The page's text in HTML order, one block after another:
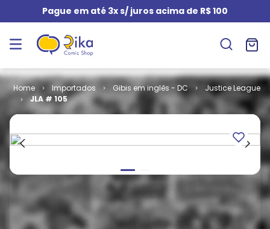
Pague em até 3x s/ juros acima de R$ 100
Importados Gibis em inglês - DC
Justice League
JLA # 105